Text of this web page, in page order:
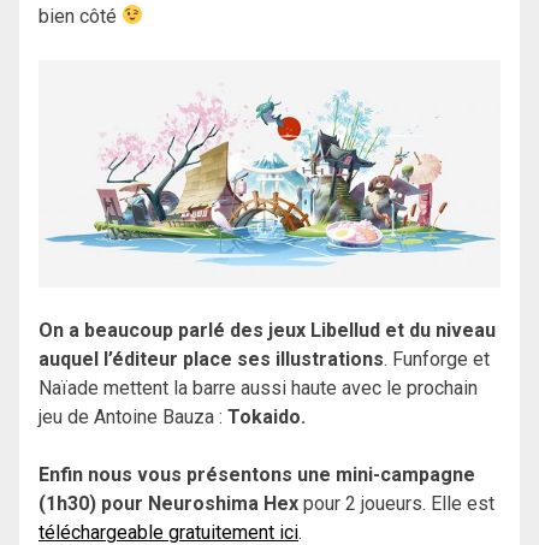
bien côté
On a beaucoup parlé des jeux Libellud et du niveau
auquel l’éditeur place ses illustrations. Funforge et
Naïade mettent la barre aussi haute avec le prochain
jeu de Antoine Bauza : Tokaido.
Enfin nous vous présentons une mini-campagne
(1h30) pour Neuroshima Hex pour 2 joueurs. Elle est
téléchargeable gratuitement ici.